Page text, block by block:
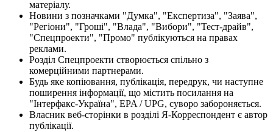
матеріалу.
Новини з позначками "Думка", "Експертиза", "Заява",
"Регіони", "Гроші", "Влада", "Вибори", "Тест-драйв",
"Спецпроекти", "Промо" публікуються на правах
реклами.
Розділ Спецпроекти створюється спільно з
комерційними партнерами.
Будь яке копіювання, публікація, передрук, чи наступне
поширення інформації, що містить посилання на
"Інтерфакс-Україна", EPA / UPG, суворо забороняється.
Власник веб-сторінки в розділі Я-Корреспондент є автор
публікації.